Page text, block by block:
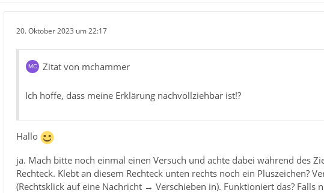
20. Oktober 2023 um 22:17
Zitat von mchammer
Ich hoffe, dass meine Erklärung nachvollziehbar ist!?
Hallo
ja. Mach bitte noch einmal einen Versuch und achte dabei während des
Rechteck. Klebt an diesem Rechteck unten rechts noch ein Pluszeichen?
(Rechtsklick auf eine Nachricht → Verschieben in). Funktioniert das? Falls